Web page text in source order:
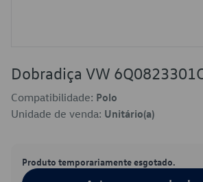
Dobradiça VW
Compatibilidade: Polo
Unidade de venda: Unitário(a)
Produto temporariamente esgotado.